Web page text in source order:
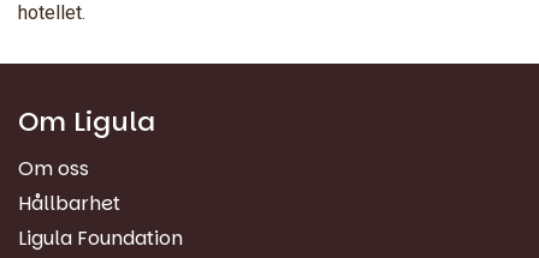
hotellet.
Om Ligula
Om oss
Hållbarhet
Ligula Foundation